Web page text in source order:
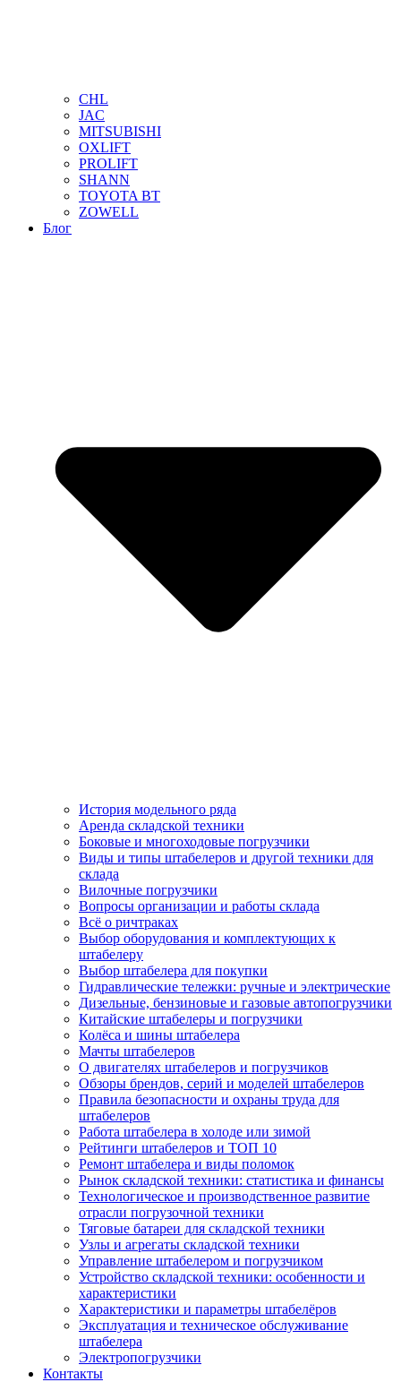
CHL
JAC
MITSUBISHI
OXLIFT
PROLIFT
SHANN
TOYOTA BT
ZOWELL
Блог
История модельного ряда
Аренда складской техники
Боковые и многоходовые погрузчики
Виды и типы штабелеров и другой техники для
склада
Вилочные погрузчики
Вопросы организации и работы склада
Всё о ричтраках
Выбор оборудования и комплектующих к
штабелеру
Выбор штабелера для покупки
Гидравлические тележки: ручные и электрические
Дизельные, бензиновые и газовые автопогрузчики
Китайские штабелеры и погрузчики
Колёса и шины штабелера
Мачты штабелеров
О двигателях штабелеров и погрузчиков
Обзоры брендов, серий и моделей штабелеров
Правила безопасности и охраны труда для
штабелеров
Работа штабелера в холоде или зимой
Рейтинги штабелеров и ТОП 10
Ремонт штабелера и виды поломок
Рынок складской техники: статистика и финансы
Технологическое и производственное развитие
отрасли погрузочной техники
Тяговые батареи для складской техники
Узлы и агрегаты складской техники
Управление штабелером и погрузчиком
Устройство складской техники: особенности и
характеристики
Характеристики и параметры штабелёров
Эксплуатация и техническое обслуживание
штабелера
Электропогрузчики
Контакты